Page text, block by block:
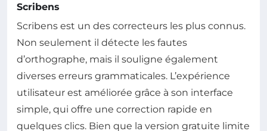
Scribens
Scribens est un des correcteurs les plus connus.
Non seulement il détecte les fautes
d’orthographe, mais il souligne également
diverses erreurs grammaticales. L’expérience
utilisateur est améliorée grâce à son interface
simple, qui offre une correction rapide en
quelques clics. Bien que la version gratuite limite